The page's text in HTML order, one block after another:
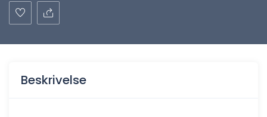
Beskrivelse